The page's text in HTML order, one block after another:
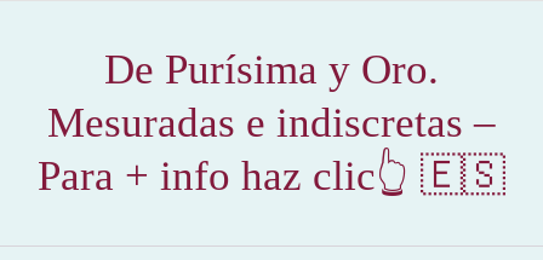
De Purísima y Oro.
Mesuradas e indiscretas –
Para + info haz clic👆 🇪🇸